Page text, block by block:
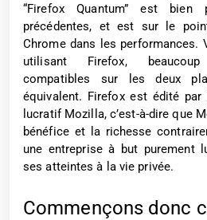
“Firefox Quantum” est
précédentes, et est sur le
Chrome dans les performances.
utilisant Firefox,
compatibles sur les deux
équivalent. Firefox est édité
lucratif Mozilla, c’est-à-dire que
bénéfice et la richesse
une entreprise à but purement
ses atteintes à la vie privée.
Commençons donc